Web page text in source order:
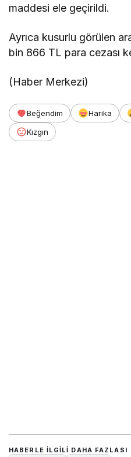
maddesi ele geçirildi.
Ayrıca kusurlu görülen
bin 866 TL para cezası
(Haber Merkezi)
Beğendim Harika
Kızgın
HABERLE ILGILI DAHA FAZLASI